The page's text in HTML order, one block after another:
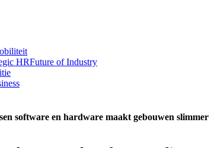
HRFuture of Industry
software en hardware maakt gebouwen slimmer